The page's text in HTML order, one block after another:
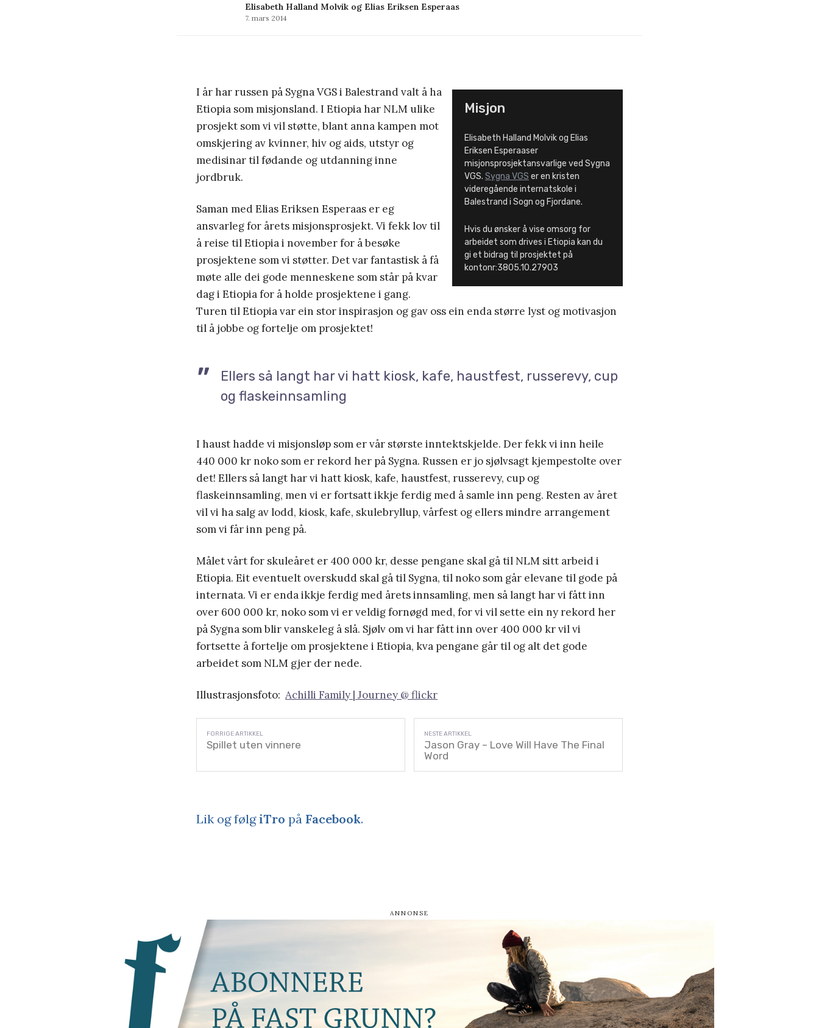
Elisabeth Halland Molvik og Elias Eriksen Esperaas
7. mars 2014
Misjon
Elisabeth Halland Molvik og Elias
Eriksen Esperaaser
misjonsprosjektansvarlige ved Sygna
VGS. Sygna VGS er en kristen
videregående internatskole i
Balestrand i Sogn og Fjordane.
Hvis du ønsker å vise omsorg for
arbeidet som drives i Etiopia kan du
gi et bidrag til prosjektet på
kontonr:3805.10.27903
I år har russen på Sygna VGS i Balestrand valt å ha
Etiopia som misjonsland. I Etiopia har NLM ulike
prosjekt som vi vil støtte, blant anna kampen mot
omskjering av kvinner, hiv og aids, utstyr og
medisinar til fødande og utdanning inne
jordbruk.
Saman med Elias Eriksen Esperaas er eg
ansvarleg for årets misjonsprosjekt. Vi fekk lov til
å reise til Etiopia i november for å besøke
prosjektene som vi støtter. Det var fantastisk å få
møte alle dei gode menneskene som står på kvar
dag i Etiopia for å holde prosjektene i gang.
Turen til Etiopia var ein stor inspirasjon og gav oss ein enda større lyst og motivasjon
til å jobbe og fortelje om prosjektet!
Ellers så langt har vi hatt kiosk, kafe, haustfest, russerevy, cup
og flaskeinnsamling
I haust hadde vi misjonsløp som er vår største inntektskjelde. Der fekk vi inn heile
440 000 kr noko som er rekord her på Sygna. Russen er jo sjølvsagt kjempestolte over
det! Ellers så langt har vi hatt kiosk, kafe, haustfest, russerevy, cup og
flaskeinnsamling, men vi er fortsatt ikkje ferdig med å samle inn peng. Resten av året
vil vi ha salg av lodd, kiosk, kafe, skulebryllup, vårfest og ellers mindre arrangement
som vi får inn peng på.
Målet vårt for skuleåret er 400 000 kr, desse pengane skal gå til NLM sitt arbeid i
Etiopia. Eit eventuelt overskudd skal gå til Sygna, til noko som går elevane til gode på
internata. Vi er enda ikkje ferdig med årets innsamling, men så langt har vi fått inn
over 600 000 kr, noko som vi er veldig fornøgd med, for vi vil sette ein ny rekord her
på Sygna som blir vanskeleg å slå. Sjølv om vi har fått inn over 400 000 kr vil vi
fortsette å fortelje om prosjektene i Etiopia, kva pengane går til og alt det gode
arbeidet som NLM gjer der nede.
Illustrasjonsfoto: Achilli Family | Journey @ flickr
Spillet uten vinnere
Jason Gray – Love Will Have The Final
Word
Lik og følgiTro på Facebook.